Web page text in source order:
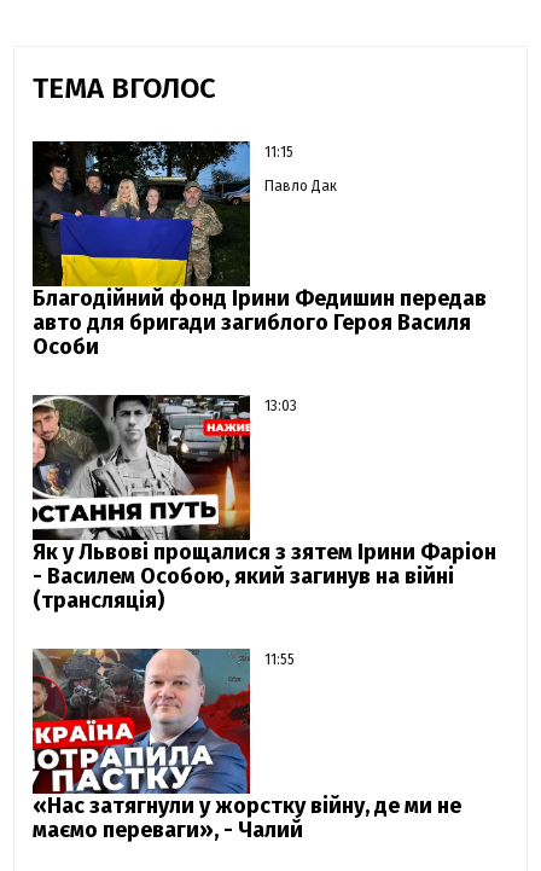
ТЕМА ВГОЛОС
11:15
Павло Дак
Благодійний фонд Ірини Федишин передав
авто для бригади загиблого Героя Василя
Особи
13:03
Як у Львові прощалися з зятем Ірини Фаріон
- Василем Особою, який загинув на війні
(трансляція)
11:55
«Нас затягнули у жорстку війну, де ми не
маємо переваги», - Чалий